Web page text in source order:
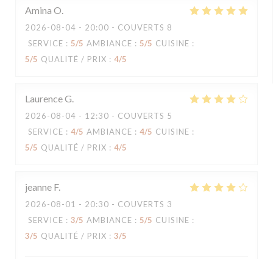
Amina O
2026-08-04 - 20:00 - COUVERTS 8
SERVICE : 5/5 AMBIANCE : 5/5 CUISINE :
5/5 QUALITÉ / PRIX : 4/5
LaurenceG
2026-08-04 - 12:30 - COUVERTS 5
SERVICE : 4/5 AMBIANCE : 4/5 CUISINE :
5/5 QUALITÉ / PRIX : 4/5
jeanne F
2026-08-01 - 20:30 - COUVERTS 3
SERVICE : 3/5 AMBIANCE : 5/5 CUISINE :
3/5 QUALITÉ / PRIX : 3/5